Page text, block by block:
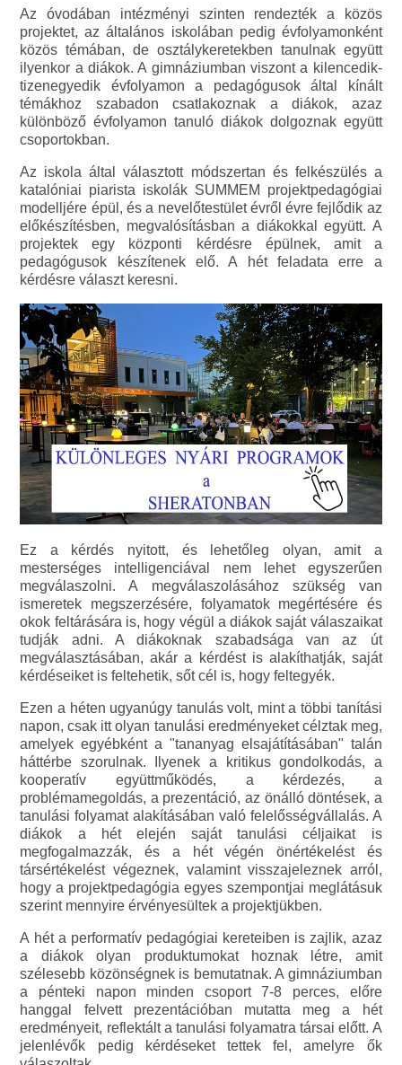
Az óvodában intézményi szinten rendezték a közös
projektet, az általános iskolában pedig évfolyamonként
közös témában, de osztálykeretekben tanulnak együtt
ilyenkor a diákok. A gimnáziumban viszont a kilencedik-
tizenegyedik évfolyamon a pedagógusok által kínált
témákhoz szabadon csatlakoznak a diákok, azaz
különböző évfolyamon tanuló diákok dolgoznak együtt
csoportokban.
Az iskola által választott módszertan és felkészülés a
katalóniai piarista iskolák SUMMEM projektpedagógiai
modelljére épül, és a nevelőtestület évről évre fejlődik az
előkészítésben, megvalósításban a diákokkal együtt. A
projektek egy központi kérdésre épülnek, amit a
pedagógusok készítenek elő. A hét feladata erre a
kérdésre választ keresni.
Ez a kérdés nyitott, és lehetőleg olyan, amit a
mesterséges intelligenciával nem lehet egyszerűen
megválaszolni. A megválaszolásához szükség van
ismeretek megszerzésére, folyamatok megértésére és
okok feltárására is, hogy végül a diákok saját válaszaikat
tudják adni. A diákoknak szabadsága van az út
megválasztásában, akár a kérdést is alakíthatják, saját
kérdéseiket is feltehetik, sőt cél is, hogy feltegyék.
Ezen a héten ugyanúgy tanulás volt, mint a többi tanítási
napon, csak itt olyan tanulási eredményeket célztak meg,
amelyek egyébként a "tananyag elsajátításában" talán
háttérbe szorulnak. Ilyenek a kritikus gondolkodás, a
kooperatív együttműködés, a kérdezés, a
problémamegoldás, a prezentáció, az önálló döntések, a
tanulási folyamat alakításában való felelősségvállalás. A
diákok a hét elején saját tanulási céljaikat is
megfogalmazzák, és a hét végén önértékelést és
társértékelést végeznek, valamint visszajeleznek arról,
hogy a projektpedagógia egyes szempontjai meglátásuk
szerint mennyire érvényesültek a projektjükben.
A hét a performatív pedagógiai kereteiben is zajlik, azaz
a diákok olyan produktumokat hoznak létre, amit
szélesebb közönségnek is bemutatnak. A gimnáziumban
a pénteki napon minden csoport 7-8 perces, előre
hanggal felvett prezentációban mutatta meg a hét
eredményeit, reflektált a tanulási folyamatra társai előtt. A
jelenlévők pedig kérdéseket tettek fel, amelyre ők